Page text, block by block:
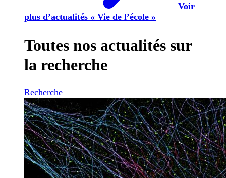
Voir
plus d’actualités « Vie de l’école »
Toutes nos actualités sur
la recherche
Recherche